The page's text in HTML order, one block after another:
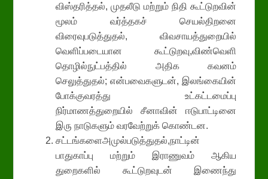
விஸ்தரித்தல், முதலீடு மற்றும் நிதி கூட்டுறவின்
மூலம் வர்த்தகச் செயல்திறனை
விரைவுபடுத்துதல், விவசாயத்துறையில்
வெளிப்படையான கூட்டுறவு,விண்வெளி
தொழில்நுட்பத்தில் அதிக கவனம்
செலுத்துதல்; என்பவைகளுடன், இலங்கையின்
போக்குவரத்து உட்கட்டமைப்பு
நிர்மாணத்துறையில் சீனாவின் ஈடுபாட்டினை
இரு நாடுகளும் வரவேற்றுக் கொண்டன.
சட்டங்களைஅமுல்படுத்துதல்,நாட்டின்
பாதுகாப்பு மற்றும் இராணுவம் ஆகிய
துறைகளில் கூட்டுறவுடன் இணைந்து